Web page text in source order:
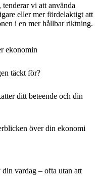
vi att använda
eller mer fördelaktigt att
i en mer hållbar riktning.
ekonomin
täckt för?
ditt beteende och din
över din ekonomi
vardag – ofta utan att